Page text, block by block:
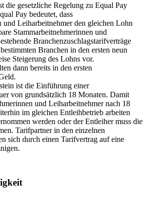
die gesetzliche Regelung zu Equal Pay
Pay bedeutet, dass
und Leiharbeitnehmer den gleichen Lohn
Stammarbeitnehmerinnen und
Branchenzuschlagstarifverträge
Branchen in den ersten neun
Steigerung des Lohns vor.
dann bereits in den ersten
ist die Einführung einer
von grundsätzlich 18 Monaten. Damit
und Leiharbeitnehmer nach 18
im gleichen Entleihbetrieb arbeiten
werden oder der Entleiher muss die
Tarifpartner in den einzelnen
sich durch einen Tarifvertrag auf eine